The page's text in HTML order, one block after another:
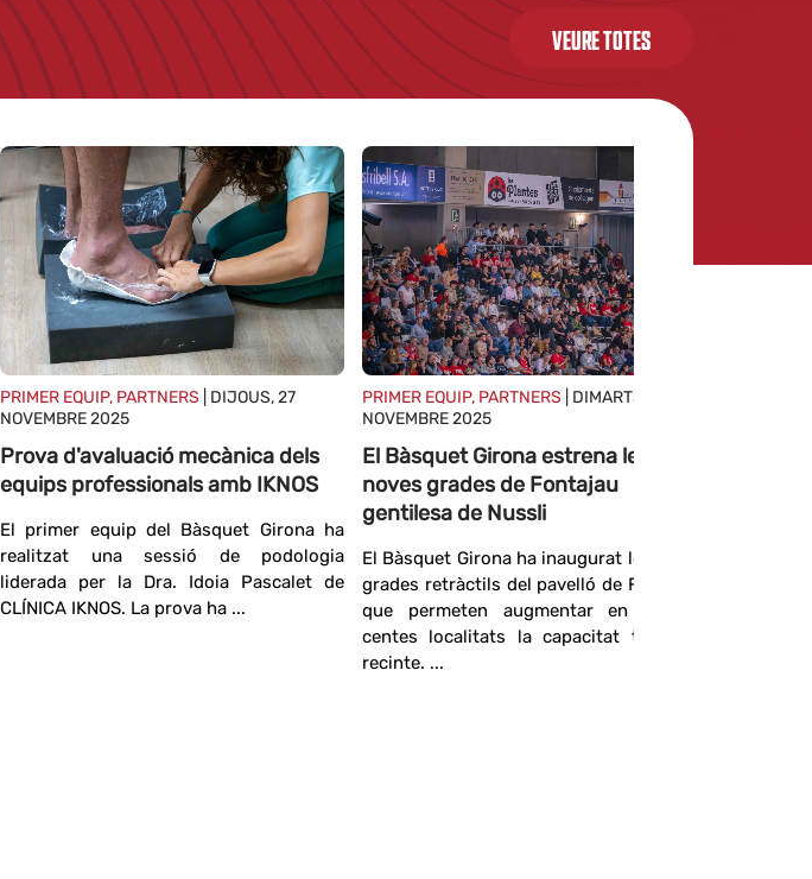
PRIMER EQUIP, PARTNERS | DIJOUS, 27
NOVEMBRE 2025
Prova d'avaluació mecànica dels
equips professionals amb IKNOS
El primer equip del Bàsquet Girona ha
realitzat una sessió de podologia
liderada per la Dra. Idoia Pascalet de
CLÍNICA IKNOS. La prova ha ...
PRIMER EQUIP, PARTNERS | DIMARTS, 25
NOVEMBRE 2025
El Bàsquet Girona estrena les
noves grades de Fontajau
gentilesa de Nussli
El Bàsquet Girona ha inaugurat les noves
grades retràctils del pavelló de Fontajau,
que permeten augmentar en quatre-
centes localitats la capacitat total del
recinte. ...
VEURE TOTES